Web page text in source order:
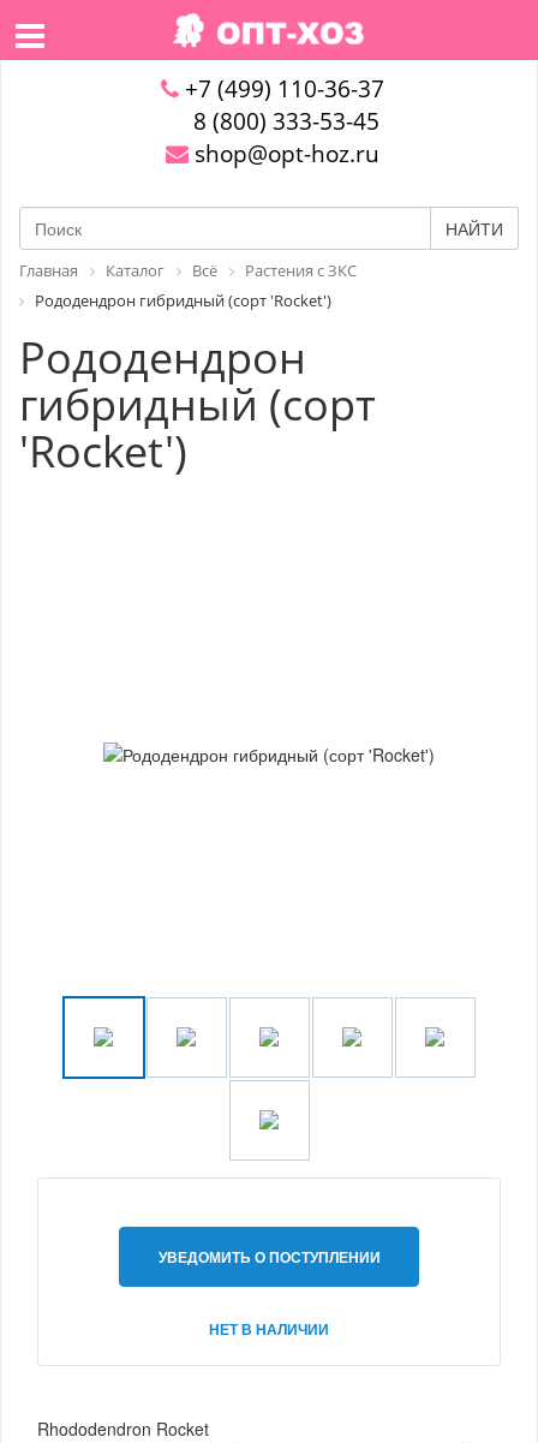
+7 (499) 110-36-37
8 (800) 333-53-45
shop@opt-hoz.ru
НАЙТИ
Главная Каталог Всё
Растения с ЗКС
Рододендрон гибридный (сорт 'Rocket')
Рододендрон
гибридный (сорт
'Rocket')
УВЕДОМИТЬ О ПОСТУПЛЕНИИ
НЕТ В НАЛИЧИИ
Rhododendron Rocket